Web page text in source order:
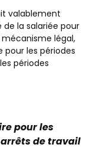
valablement
la salariée pour
légal,
les périodes
périodes
pour les
de travail